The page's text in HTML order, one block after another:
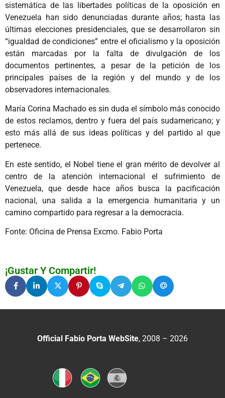
sistemática de las libertades políticas de la oposición en
Venezuela han sido denunciadas durante años; hasta las
últimas elecciones presidenciales, que se desarrollaron sin
“igualdad de condiciones” entre el oficialismo y la oposición
están marcadas por la falta de divulgación de los
documentos pertinentes, a pesar de la petición de los
principales países de la región y del mundo y de los
observadores internacionales.
María Corina Machado es sin duda el símbolo más conocido
de estos reclamos, dentro y fuera del país sudamericano; y
esto más allá de sus ideas políticas y del partido al que
pertenece.
En este sentido, el Nobel tiene el gran mérito de devolver al
centro de la atención internacional el sufrimiento de
Venezuela, que desde hace años busca la pacificación
nacional, una salida a la emergencia humanitaria y un
camino compartido para regresar a la democracia.
Fonte: Oficina de Prensa Excmo. Fabio Porta
¡Gustar Y Compartir!
Official Fabio Porta WebSite, 2008 – 2026